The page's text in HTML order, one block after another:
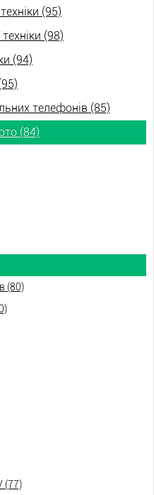
(95)
(98)
(94)
телефонів (85)
(84)
(80)
(77)